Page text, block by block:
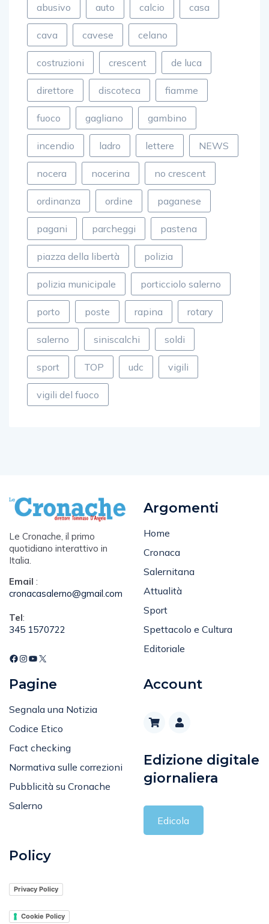
abusivo auto calcio casa
cava cavese celano
costruzioni crescent de luca
direttore discoteca fiamme
fuoco gagliano gambino
incendio ladro lettere NEWS
nocera nocerina no crescent
ordinanza ordine paganese
pagani parcheggi pastena
piazza della libertà polizia
polizia municipale porticciolo salerno
porto poste rapina rotary
salerno siniscalchi soldi
sport TOP udc vigili
vigili del fuoco
Le Cronache, il primo
quotidiano interattivo in
Italia.
Email :
cronacasalerno@gmail.com
Tel:
345 1570722
Argomenti
Home
Cronaca
Salernitana
Attualità
Sport
Spettacolo e Cultura
Editoriale
Pagine
Segnala una Notizia
Codice Etico
Fact checking
Normativa sulle correzioni
Pubblicità su Cronache
Salerno
Account
Edizione digitale
giornaliera
Edicola
Policy
Privacy Policy
Cookie Policy